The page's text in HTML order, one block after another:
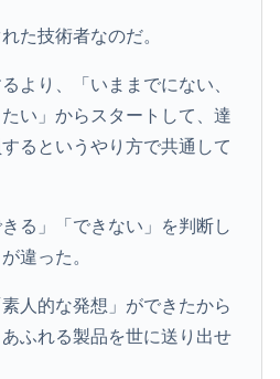
た技術者なのだ。
より、「いままでにない、
い」からスタートして、達
るというやり方で共通して
る」「できない」を判断し
違った。
人的な発想」ができたから
ふれる製品を世に送り出せ